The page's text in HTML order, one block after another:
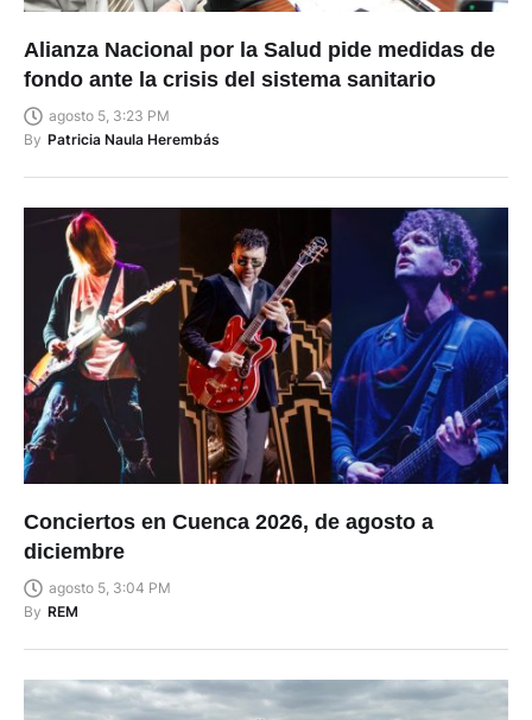
Alianza Nacional por la Salud pide medidas de
fondo ante la crisis del sistema sanitario
agosto 5, 3:23 PM
By Patricia Naula Herembás
Conciertos en Cuenca 2026, de agosto a
diciembre
agosto 5, 3:04 PM
By REM